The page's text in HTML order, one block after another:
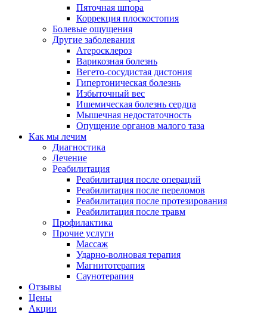
Пяточная шпора
Коррекция плоскостопия
Болевые ощущения
Другие заболевания
Атеросклероз
Варикозная болезнь
Вегето-сосудистая дистония
Гипертоническая болезнь
Избыточный вес
Ишемическая болезнь сердца
Мышечная недостаточность
Опущение органов малого таза
Как мы лечим
Диагностика
Лечение
Реабилитация
Реабилитация после операций
Реабилитация после переломов
Реабилитация после протезирования
Реабилитация после травм
Профилактика
Прочие услуги
Массаж
Ударно-волновая терапия
Магнитотерапия
Саунотерапия
Отзывы
Цены
Акции